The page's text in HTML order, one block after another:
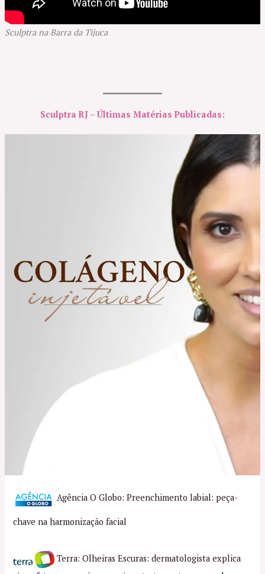
Sculptra na Barra da Tijuca
Sculptra RJ – Últimas Matérias Publicadas:
Agência O Globo: Preenchimento labial: peça-
chave na harmonização facial
Terra: Olheiras Escuras: dermatologista explica